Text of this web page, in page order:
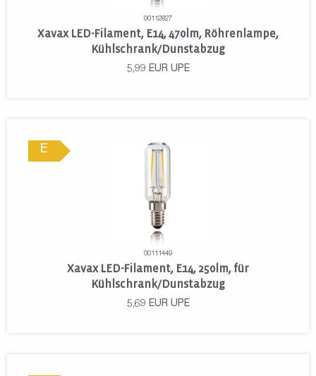
00112827
Xavax LED-Filament, E14, 470lm, Röhrenlampe,
Kühlschrank/Dunstabzug
5,99 EUR UPE
E
00111449
Xavax LED-Filament, E14, 250lm, für
Kühlschrank/Dunstabzug
5,69 EUR UPE